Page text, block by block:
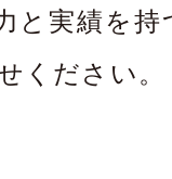
と実績を持
ください。